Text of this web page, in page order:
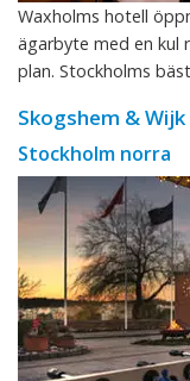
Waxholms hotell
ägarbyte med en kul
plan. Stockholms
Skogshem & Wijk
Stockholm norra